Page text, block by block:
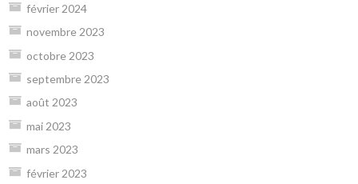
février 2024
novembre 2023
octobre 2023
septembre 2023
août 2023
mai 2023
mars 2023
février 2023